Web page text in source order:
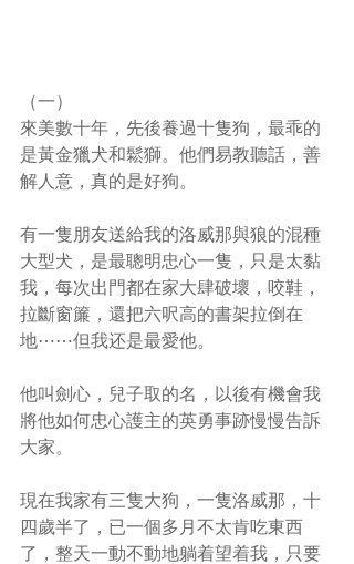
（一）
來美數十年，先後養過十隻狗，最乖的
是黃金獵犬和鬆獅。他們易教聽話，善
解人意，真的是好狗。
有一隻朋友送給我的洛威那與狼的混種
大型犬，是最聰明忠心一隻，只是太黏
我，每次出門都在家大肆破壞，咬鞋，
拉斷窗簾，還把六呎高的書架拉倒在
地⋯⋯但我还是最愛他。
他叫劍心，兒子取的名，以後有機會我
將他如何忠心護主的英勇事跡慢慢告訴
大家。
現在我家有三隻大狗，一隻洛威那，十
四歲半了，已一個多月不太肯吃東西
了，整天一動不動地躺着望着我，只要